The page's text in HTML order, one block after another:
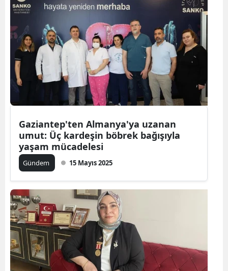
Gaziantep'ten Almanya'ya uzanan
umut: Üç kardeşin böbrek bağışıyla
yaşam mücadelesi
Gündem 15 Mayıs 2025